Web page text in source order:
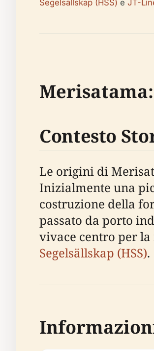
Segelsällskap (HSS) e JT-
Contesto
Le origini di
Inizialmente una
costruzione della
passato da porto
vivace centro per
Segelsällskap (HSS).